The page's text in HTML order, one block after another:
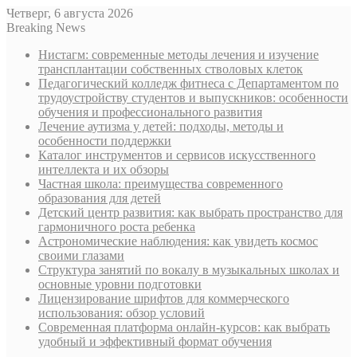
Четверг, 6 августа 2026
Breaking News
Нистагм: современные методы лечения и изучение
трансплантации собственных стволовых клеток
Педагогический колледж фитнеса с Департаментом по
трудоустройству студентов и выпускников: особенности
обучения и профессионального развития
Лечение аутизма у детей: подходы, методы и
особенности поддержки
Каталог инструментов и сервисов искусственного
интеллекта и их обзоры
Частная школа: преимущества современного
образования для детей
Детский центр развития: как выбрать пространство для
гармоничного роста ребенка
Астрономические наблюдения: как увидеть космос
своими глазами
Структура занятий по вокалу в музыкальных школах и
основные уровни подготовки
Лицензирование шрифтов для коммерческого
использования: обзор условий
Современная платформа онлайн-курсов: как выбрать
удобный и эффективный формат обучения